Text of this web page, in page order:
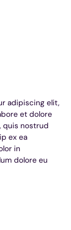
adipiscing elit,
et dolore
quis nostrud
ex ea
in
dolore eu